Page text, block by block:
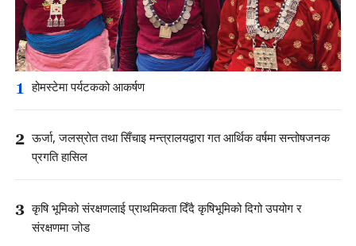
1 होमस्टेमा पर्यटकको आकर्षण
2 ऊर्जा, जलस्रोत तथा सिँचाइ मन्त्रालयद्वारा गत आर्थिक वर्षमा सन्तोषजनक
प्रगति हासिल
3 कृषि भूमिको संरक्षणलाई प्राथमिकता दिँदै कृषिभूमिको दिगो उपयोग र
संरक्षणमा जोड